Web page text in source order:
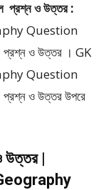
প্রশ্ন ও উত্তর :
Question
ও উত্তর । GK
Question
ও উত্তর উপরে
উত্তর |